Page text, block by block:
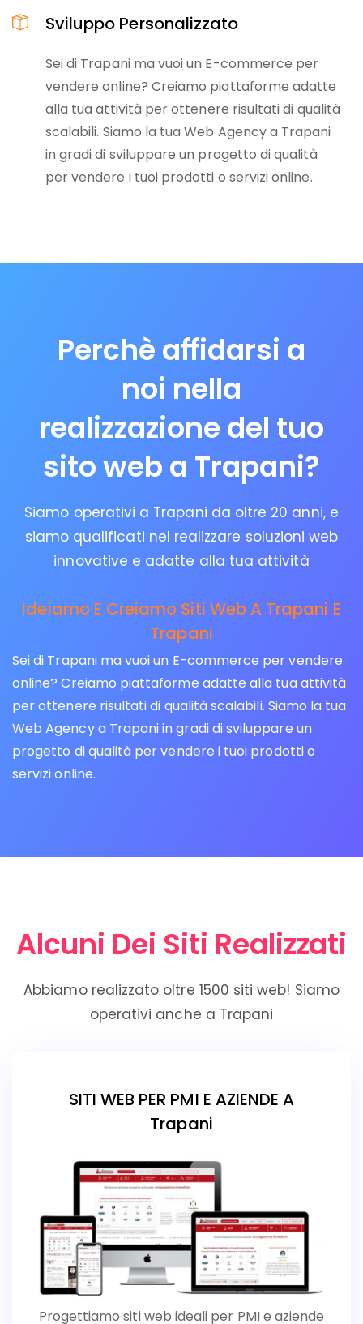
Sviluppo Personalizzato
Sei di Trapani ma vuoi un E-commerce per
vendere online? Creiamo piattaforme adatte
alla tua attività per ottenere risultati di qualità
scalabili. Siamo la tua Web Agency a Trapani
in gradi di sviluppare un progetto di qualità
per vendere i tuoi prodotti o servizi online.
Perchè affidarsi a
noi nella
realizzazione del tuo
sito web a Trapani?
Siamo operativi a Trapani da oltre 20 anni, e
siamo qualificati nel realizzare soluzioni web
innovative e adatte alla tua attività
Ideiamo E Creiamo Siti Web A Trapani E
Trapani
Sei di Trapani ma vuoi un E-commerce per vendere
online? Creiamo piattaforme adatte alla tua attività
per ottenere risultati di qualità scalabili. Siamo la tua
Web Agency a Trapani in gradi di sviluppare un
progetto di qualità per vendere i tuoi prodotti o
servizi online.
Alcuni Dei Siti Realizzati
Abbiamo realizzato oltre 1500 siti web! Siamo
operativi anche a Trapani
SITI WEB PER PMI E AZIENDE A
Trapani
Progettiamo siti web ideali per PMI e aziende